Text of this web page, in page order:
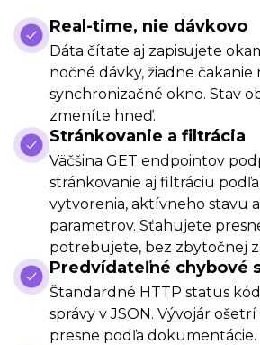
Real-time, nie dávkovo
Dáta čítate aj zapisujete
nočné dávky, žiadne čakanie
synchronizačné okno. Stav
zmeníte hneď.
Stránkovanie a filtrácia
Väčšina GET endpointov
stránkovanie aj filtráciu
vytvorenia, aktívneho stavu
parametrov. Sťahujete
potrebujete, bez zbytočnej
Predvídateľné chybové
Štandardné HTTP status
správy v JSON. Vývojár
presne podľa dokumentácie.